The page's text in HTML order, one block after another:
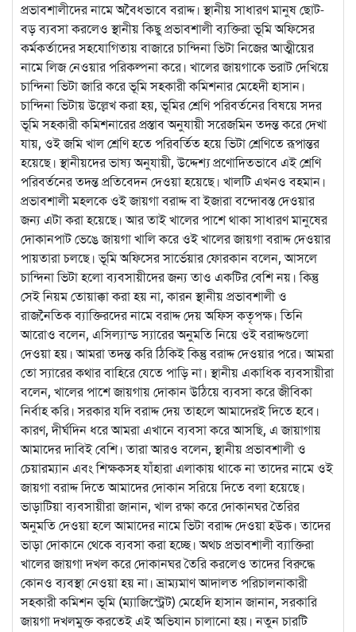
প্রভাবশালীদের নামে অবৈধভাবে বরাদ্দ। স্থানীয় সাধারণ মানুষ ছোট-
বড় ব্যবসা করলেও স্থানীয় কিছু প্রভাবশালী ব্যক্তিরা ভূমি অফিসের
কর্মকর্তাদের সহযোগিতায় বাজারে চান্দিনা ভিটা নিজের আত্মীয়ের
নামে লিজ নেওয়ার পরিকল্পনা করে। খালের জায়গাকে ভরাট দেখিয়ে
চান্দিনা ভিটা জারি করে ভূমি সহকারী কমিশনার মেহেদী হাসান।
চান্দিনা ভিটায় উল্লেখ করা হয়, ভূমির শ্রেণি পরিবর্তনের বিষয়ে সদর
ভূমি সহকারী কমিশনারের প্রস্তাব অনুযায়ী সরেজমিন তদন্ত করে দেখা
যায়, ওই জমি খাল শ্রেণি হতে পরিবর্তিত হয়ে ভিটা শ্রেণিতে রূপান্তর
হয়েছে। স্থানীয়দের ভাষ্য অনুযায়ী, উদ্দেশ্য প্রণোদিতভাবে এই শ্রেণি
পরিবর্তনের তদন্ত প্রতিবেদন দেওয়া হয়েছে। খালটি এখনও বহমান।
প্রভাবশালী মহলকে ওই জায়গা বরাদ্দ বা ইজারা বন্দোবস্ত দেওয়ার
জন্য এটা করা হয়েছে। আর তাই খালের পাশে থাকা সাধারণ মানুষের
দোকানপাট ভেঙে জায়গা খালি করে ওই খালের জায়গা বরাদ্দ দেওয়ার
পায়তারা চলছে। ভূমি অফিসের সার্ভেয়ার ফোরকান বলেন, আসলে
চান্দিনা ভিটা হলো ব্যবসায়ীদের জন্য তাও একটির বেশি নয়। কিন্তু
সেই নিয়ম তোয়াক্কা করা হয় না, কারন স্থানীয় প্রভাবশালী ও
রাজনৈতিক ব্যাক্তিরদের নামে বরাদ্দ দেয় অফিস কতৃপক্ষ। তিনি
আরোও বলেন, এসিল্যান্ড স্যারের অনুমতি নিয়ে ওই বরাদ্দগুলো
দেওয়া হয়। আমরা তদন্ত করি ঠিকিই কিন্তু বরাদ্দ দেওয়ার পরে। আমরা
তো স্যারের কথার বাহিরে যেতে পাড়ি না। স্থানীয় একাধিক ব্যবসায়ীরা
বলেন, খালের পাশে জায়গায় দোকান উঠিয়ে ব্যবসা করে জীবিকা
নির্বাহ করি। সরকার যদি বরাদ্দ দেয় তাহলে আমাদেরই দিতে হবে।
কারণ, দীর্ঘদিন ধরে আমরা এখানে ব্যবসা করে আসছি, এ জায়াগায়
আমাদের দাবিই বেশি। তারা আরও বলেন, স্থানীয় প্রভাবশালী ও
চেয়ারম্যান এবং শিক্ষকসহ যাঁহারা এলাকায় থাকে না তাদের নামে ওই
জায়গা বরাদ্দ দিতে আমাদের দোকান সরিয়ে দিতে বলা হয়েছে।
ভাড়াটিয়া ব্যবসায়ীরা জানান, খাল রক্ষা করে দোকানঘর তৈরির
অনুমতি দেওয়া হলে আমাদের নামে ভিটা বরাদ্দ দেওয়া হউক। তাদের
ভাড়া দোকানে থেকে ব্যবসা করা হচ্ছে। অথচ প্রভাবশালী ব্যাক্তিরা
খালের জায়গা দখল করে দোকানঘর তৈরি করলেও তাদের বিরুদ্ধে
কোনও ব্যবস্থা নেওয়া হয় না। ভ্রাম্যমাণ আদালত পরিচালনাকারী
সহকারী কমিশন ভূমি (ম্যাজিস্ট্রেট) মেহেদি হাসান জানান, সরকারি
জায়গা দখলমুক্ত করতেই এই অভিযান চালানো হয়। নতুন চারটি